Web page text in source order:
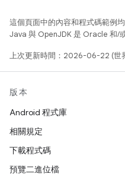
這個頁面中的內容和程式碼範例
Java 與 OpenJDK 是 Oracle 和/
上次更新時間：2026-06-22 (世
版本
Android 程式庫
相關規定
下載程式碼
預覽二進位檔